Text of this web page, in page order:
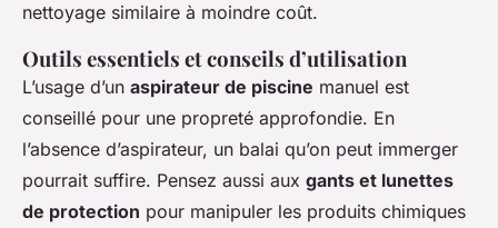
nettoyage similaire à moindre coût.
Outils essentiels et conseils d’utilisation
L’usage d’un aspirateur de piscine manuel est
conseillé pour une propreté approfondie. En
l’absence d’aspirateur, un balai qu’on peut immerger
pourrait suffire. Pensez aussi aux gants et lunettes
de protection pour manipuler les produits chimiques